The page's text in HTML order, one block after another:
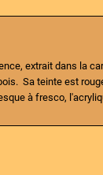
extrait dans la
Sa teinte est
à fresco,